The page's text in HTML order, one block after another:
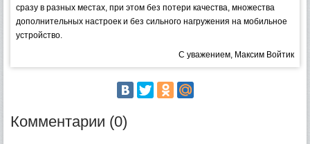
сразу в разных местах, при этом без потери качества, множества
дополнительных настроек и без сильного нагружения на мобильное
устройство.
С уважением, Максим Войтик
Комментарии (0)